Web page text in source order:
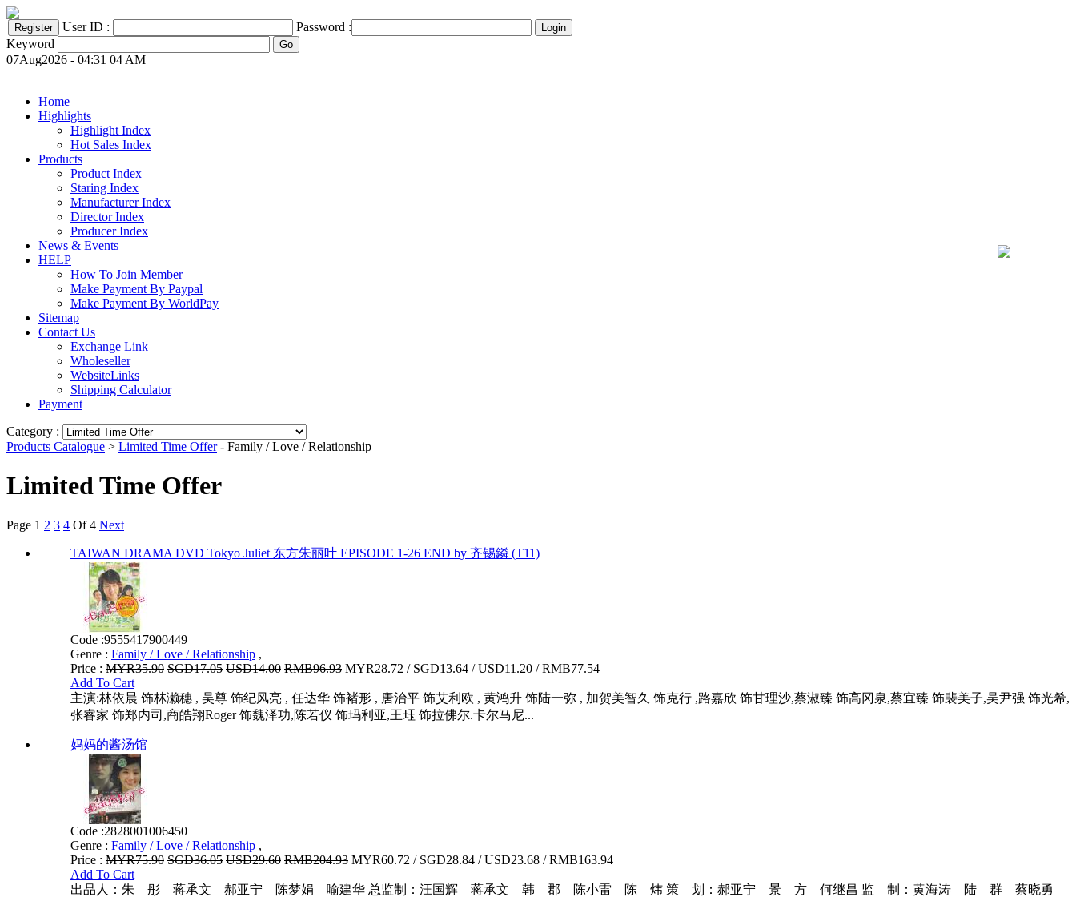
User ID :
Password :
Keyword
07Aug2026 - 04:31 04 AM
Home
Highlights
Highlight Index
Hot Sales Index
Products
Product Index
Staring Index
Manufacturer Index
Director Index
Producer Index
News & Events
HELP
How To Join Member
Make Payment By Paypal
Make Payment By WorldPay
Sitemap
Contact Us
Exchange Link
Wholeseller
WebsiteLinks
Shipping Calculator
Payment
Category :
Products Catalogue > Limited Time Offer- Family / Love / Relationship
Limited Time Offer
Page 1 2 3 4 Of 4 Next
TAIWAN DRAMA DVD Tokyo Juliet 东方朱丽叶 EPISODE 1-26 END by 齐锡鏻 (T11)
Code :9555417900449
Genre : Family / Love / Relationship ,
Price : MYR35.90 SGD17.05 USD14.00 RMB96.93 MYR28.72 / SGD13.64 / USD11.20 / RMB77.54
Add To Cart
主演:林依晨 饰林濑穗 , 吴尊 饰纪风亮 , 任达华 饰褚形 , 唐治平 饰艾利欧 , 黄鸿升 饰陆一弥 , 加贺美智久 饰克行 ,路嘉欣 饰甘理沙,蔡淑臻 饰高冈泉,蔡宜臻 饰裴美子,吴尹强 饰光希,
张睿家 饰郑内司,商皓翔Roger 饰魏泽功,陈若仪 饰玛利亚,王珏 饰拉佛尔.卡尔马尼...
妈妈的酱汤馆
Code :2828001006450
Genre : Family / Love / Relationship ,
Price : MYR75.90 SGD36.05 USD29.60 RMB204.93 MYR60.72 / SGD28.84 / USD23.68 / RMB163.94
Add To Cart
出品人：朱 彤 蒋承文 郝亚宁 陈梦娟 喻建华 总监制：汪国辉 蒋承文 韩 郡 陈小雷 陈 炜 策 划：郝亚宁 景 方 何继昌 监 制：黄海涛 陆 群 蔡晓勇